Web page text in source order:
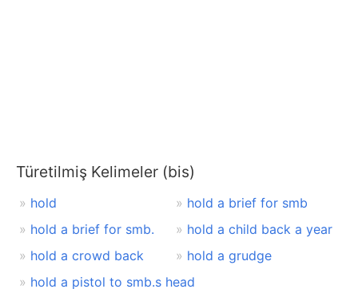
Türetilmiş Kelimeler (bis)
hold
hold a brief for smb
hold a brief for smb.
hold a child back a year
hold a crowd back
hold a grudge
hold a pistol to smb.s head